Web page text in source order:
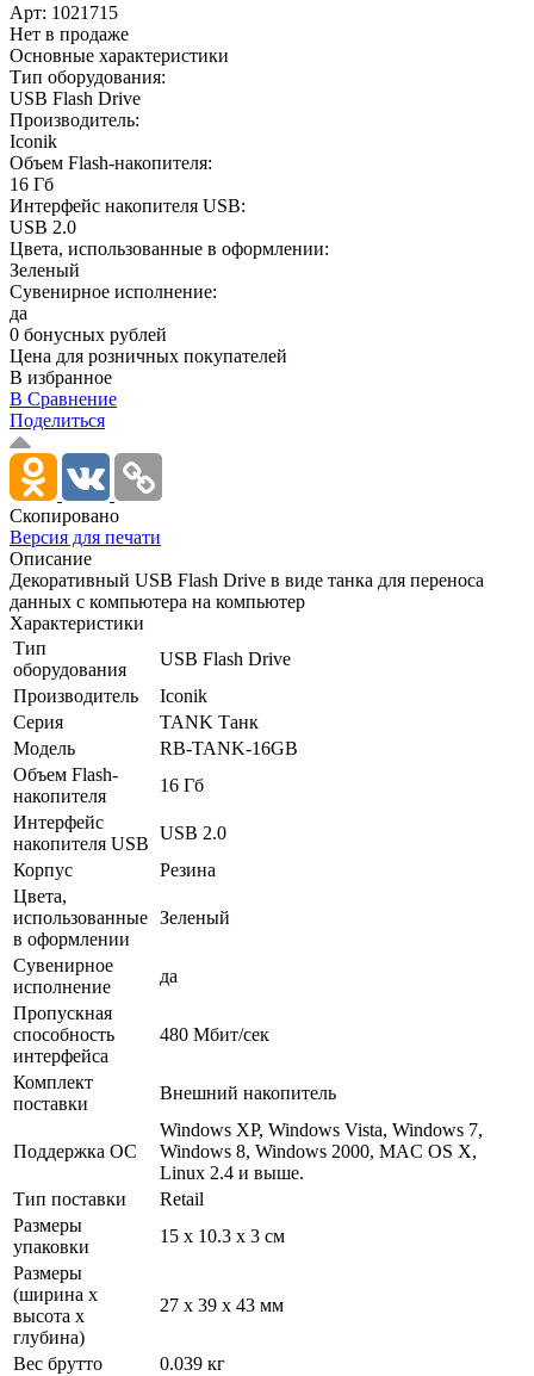
Арт: 1021715
Нет в продаже
Основные характеристики
Тип оборудования:
USB Flash Drive
Производитель:
Iconik
Объем Flash-накопителя:
16 Гб
Интерфейс накопителя USB:
USB 2.0
Цвета, использованные в оформлении:
Зеленый
Сувенирное исполнение:
да
0 бонусных рублей
Цена для розничных покупателей
В избранное
В Сравнение
Поделиться
Скопировано
Версия для печати
Описание
Декоративный USB Flash Drive в виде танка для переноса
данных с компьютера на компьютер
Характеристики
Тип
оборудования
USB Flash Drive
Производитель
Iconik
Серия
TANK Танк
Модель
RB-TANK-16GB
Объем Flash-
накопителя
16 Гб
Интерфейс
накопителя USB
USB 2.0
Корпус
Резина
Цвета,
использованные
в оформлении
Зеленый
Сувенирное
исполнение
да
Пропускная
способность
интерфейса
480 Мбит/­сек
Комплект
поставки
Внешний накопитель
Поддержка ОС
Windows XP, Windows Vista, Windows 7,
Windows 8, Windows 2000, MAC OS X,
Linux 2.4 и выше.
Тип поставки
Retail
Размеры
упаковки
15 x 10.3 x 3 см
Размеры
(ширина х
высота х
глубина)
27 x 39 x 43 мм
Вес брутто
0.039 кг